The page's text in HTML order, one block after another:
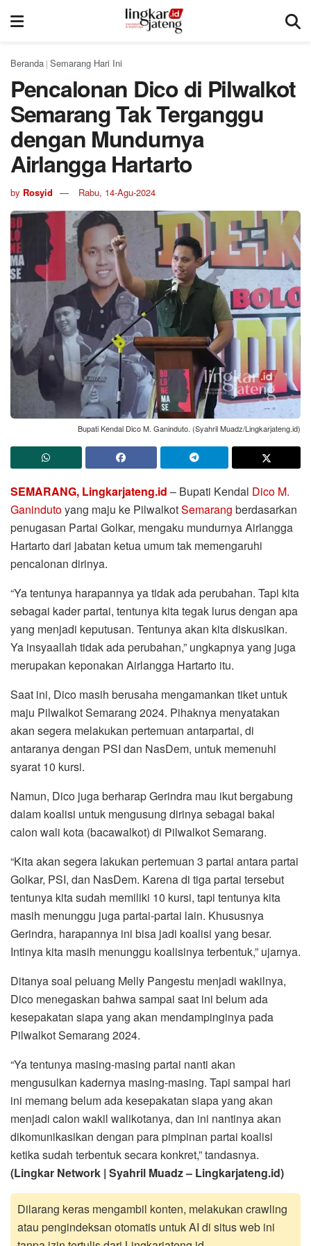
Beranda | Semarang Hari Ini
Pencalonan Dico di Pilwalkot
Semarang Tak Terganggu
dengan Mundurnya
Airlangga Hartarto
by Rosyid Rabu, 14-Agu-2024
Bupati Kendal Dico M. Ganinduto. (Syahril Muadz/Lingkarjateng.id)
SEMARANG, Lingkarjateng.id – Bupati Kendal Dico M.
Ganindutoyang maju ke PilwalkotSemarang berdasarkan
penugasan Partai Golkar, mengaku mundurnya Airlangga
Hartarto dari jabatan ketua umum tak memengaruhi
pencalonan dirinya.
“Ya tentunya harapannya ya tidak ada perubahan. Tapi kita
sebagai kader partai, tentunya kita tegak lurus dengan apa
yang menjadi keputusan. Tentunya akan kita diskusikan.
Ya insyaallah tidak ada perubahan,” ungkapnya yang juga
merupakan keponakan Airlangga Hartarto itu.
Saat ini, Dico masih berusaha mengamankan tiket untuk
maju Pilwalkot Semarang 2024. Pihaknya menyatakan
akan segera melakukan pertemuan antarpartai, di
antaranya dengan PSI dan NasDem, untuk memenuhi
syarat 10 kursi.
Namun, Dico juga berharap Gerindra mau ikut bergabung
dalam koalisi untuk mengusung dirinya sebagai bakal
calon wali kota (bacawalkot) di Pilwalkot Semarang.
“Kita akan segera lakukan pertemuan 3 partai antara partai
Golkar, PSI, dan NasDem. Karena di tiga partai tersebut
tentunya kita sudah memiliki 10 kursi, tapi tentunya kita
masih menunggu juga partai-partai lain. Khususnya
Gerindra, harapannya ini bisa jadi koalisi yang besar.
Intinya kita masih menunggu koalisinya terbentuk,” ujarnya.
Ditanya soal peluang Melly Pangestu menjadi wakilnya,
Dico menegaskan bahwa sampai saat ini belum ada
kesepakatan siapa yang akan mendampinginya pada
Pilwalkot Semarang 2024.
“Ya tentunya masing-masing partai nanti akan
mengusulkan kadernya masing-masing. Tapi sampai hari
ini memang belum ada kesepakatan siapa yang akan
menjadi calon wakil walikotanya, dan ini nantinya akan
dikomunikasikan dengan para pimpinan partai koalisi
ketika sudah terbentuk secara konkret,” tandasnya.
(Lingkar Network | Syahril Muadz – Lingkarjateng.id)
Dilarang keras mengambil konten, melakukan crawling
atau pengindeksan otomatis untuk AI di situs web ini